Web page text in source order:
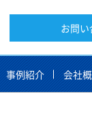
事例紹介 会社
お問